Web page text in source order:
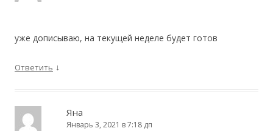
уже дописываю, на текущей неделе будет готов
Ответить ↓
Яна
Январь 3, 2021 в 7:18 дп